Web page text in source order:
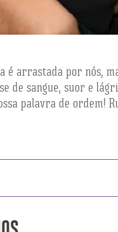
arrastada por nós,
de sangue, suor e
palavra de ordem!